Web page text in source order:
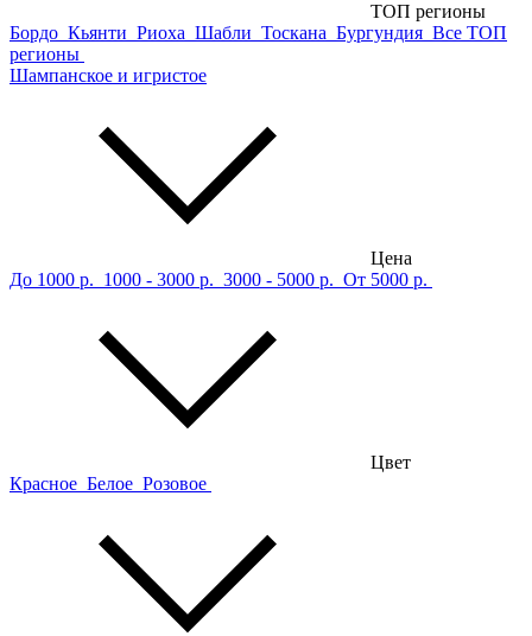
ТОП регионы
Бордо Кьянти Риоха Шабли Тоскана Бургундия Все ТОП
регионы
Шампанское и игристое
Цена
До 1000 р. 1000 - 3000 р. 3000 - 5000 р. От 5000 р.
Цвет
Красное Белое Розовое